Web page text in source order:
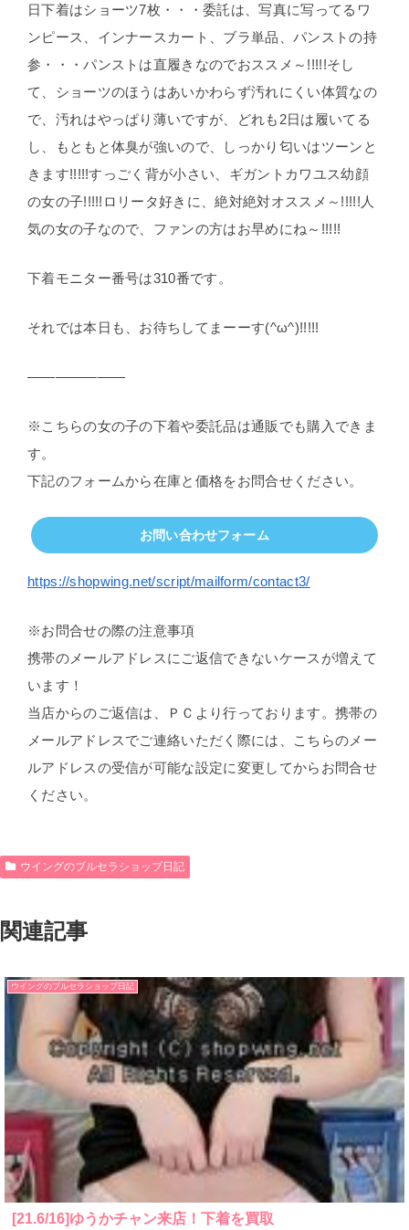
日下着はショーツ7枚・・・委託は、写真に写ってるワ
ンピース、インナースカート、ブラ単品、パンストの持
参・・・パンストは直履きなのでおススメ～!!!!!そし
て、ショーツのほうはあいかわらず汚れにくい体質なの
で、汚れはやっぱり薄いですが、どれも2日は履いてる
し、もともと体臭が強いので、しっかり匂いはツーンと
きます!!!!!すっごく背が小さい、ギガントカワユス幼顔
の女の子!!!!!ロリータ好きに、絶対絶対オススメ～!!!!!人
気の女の子なので、ファンの方はお早めにね～!!!!!
下着モニター番号は310番です。
それでは本日も、お待ちしてまーーす(^ω^)!!!!!
———————
※こちらの女の子の下着や委託品は通販でも購入できま
す。
下記のフォームから在庫と価格をお問合せください。
お問い合わせフォーム
https://shopwing.net/script/mailform/contact3/
※お問合せの際の注意事項
携帯のメールアドレスにご返信できないケースが増えて
います！
当店からのご返信は、ＰＣより行っております。携帯の
メールアドレスでご連絡いただく際には、こちらのメー
ルアドレスの受信が可能な設定に変更してからお問合せ
ください。
ウイングのブルセラショップ日記
関連記事
ウイングのブルセラショップ日記
[21.6/16]ゆうかチャン来店！下着を買取